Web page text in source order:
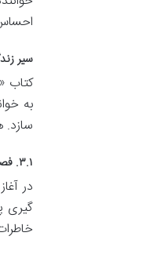
سیر
کتاب
به
۳.۱. فصل اول: از تولد تا انقلاب اسلامی
در
گیری